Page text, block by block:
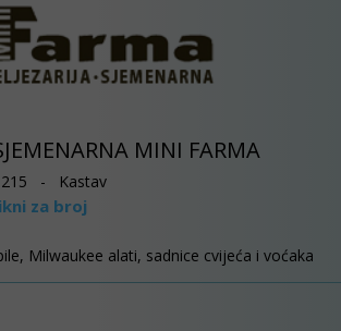
MINI FARMA
- Kastav
za broj
Milwaukee alati, sadnice cvijeća i voćaka